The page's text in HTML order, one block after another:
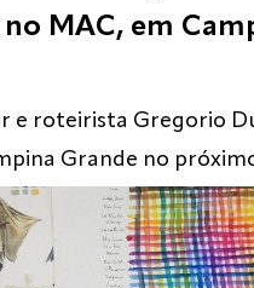
MAC, em
e roteirista Gregorio
Grande no
das 12h às 14h,
no Museu de Arte e
(MAC). O encontro é